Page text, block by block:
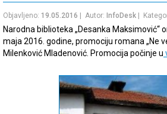
Objavljeno: 19.05.2016 | Autor: InfoDesk |
Narodna biblioteka „Desanka Maksimović“
maja 2016. godine, promociju romana „Ne
Milenković Mladenović. Promocija počinje u